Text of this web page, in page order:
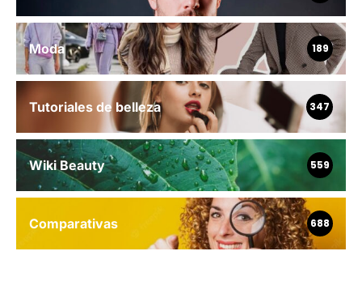
Moda 189
Tutoriales de belleza 347
Wiki Beauty 559
Comparativas 688